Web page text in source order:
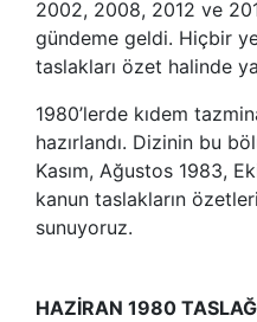
2002, 2008, 2012 ve
gündeme geldi. Hiçbir
taslakları özet halinde
1980’lerde kıdem
hazırlandı. Dizinin bu
Kasım, Ağustos 1983,
kanun taslakların
sunuyoruz.
HAZİRAN 1980